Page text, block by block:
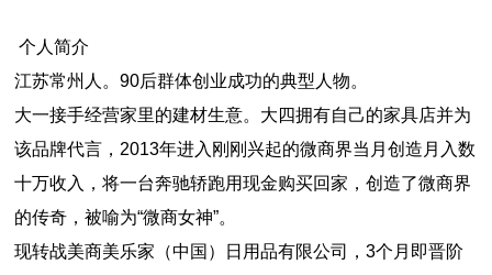
个人简介
江苏常州人。90后群体创业成功的典型人物。
大一接手经营家里的建材生意。大四拥有自己的家具店并为
该品牌代言，2013年进入刚刚兴起的微商界当月创造月入数
十万收入，将一台奔驰轿跑用现金购买回家，创造了微商界
的传奇，被喻为“微商女神”。
现转战美商美乐家（中国）日用品有限公司，3个月即晋阶